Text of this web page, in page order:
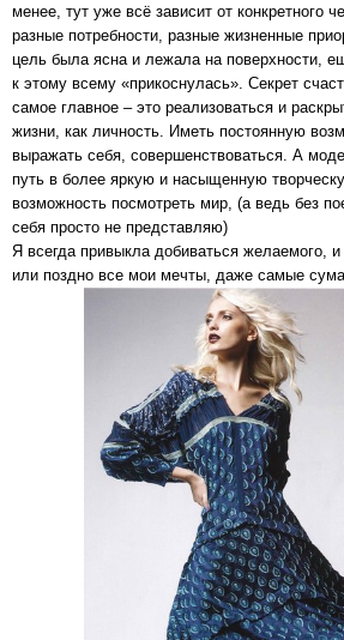
менее, тут уже всё зависит от конкретного
разные потребности, разные жизненные
цель была ясна и лежала на поверхности,
к этому всему «прикоснулась». Секрет
самое главное – это реализоваться и
жизни, как личность. Иметь постоянную
выражать себя, совершенствоваться. А
путь в более яркую и насыщенную
возможность посмотреть мир, (а ведь без
себя просто не представляю)
Я всегда привыкла добиваться желаемого,
или поздно все мои мечты, даже самые